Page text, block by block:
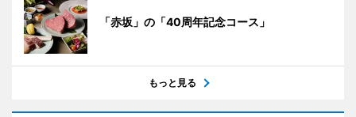
「赤坂」の「40周年記念コース」
もっと見る